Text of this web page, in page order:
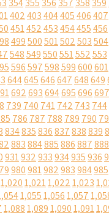
354355 356 357 358 359
402403404405406407
451452453454455456
499500501502503504
548549550551552553
596597598599600601
644645646647648649
692693694695696697
739 740 741742 743 744
786 787 788 789 790
834835836837838839
883884885886887888
931932933934935936
980981982983984985
1,0201,0211,0221,023
1,0551,0561,057
1,0881,0891,0901,091